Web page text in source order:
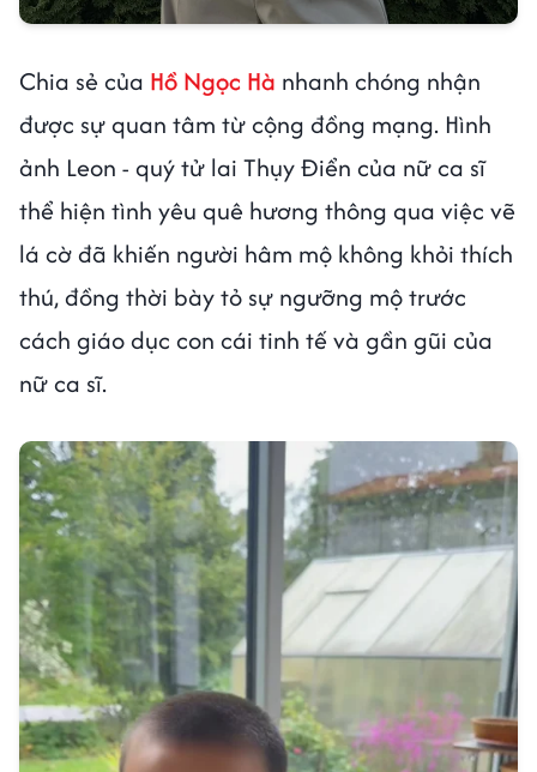
Chia sẻ của Hồ Ngọc Hà nhanh chóng nhận
được sự quan tâm từ cộng đồng mạng. Hình
ảnh Leon - quý tử lai Thụy Điển của nữ ca sĩ
thể hiện tình yêu quê hương thông qua việc vẽ
lá cờ đã khiến người hâm mộ không khỏi thích
thú, đồng thời bày tỏ sự ngưỡng mộ trước
cách giáo dục con cái tinh tế và gần gũi của
nữ ca sĩ.